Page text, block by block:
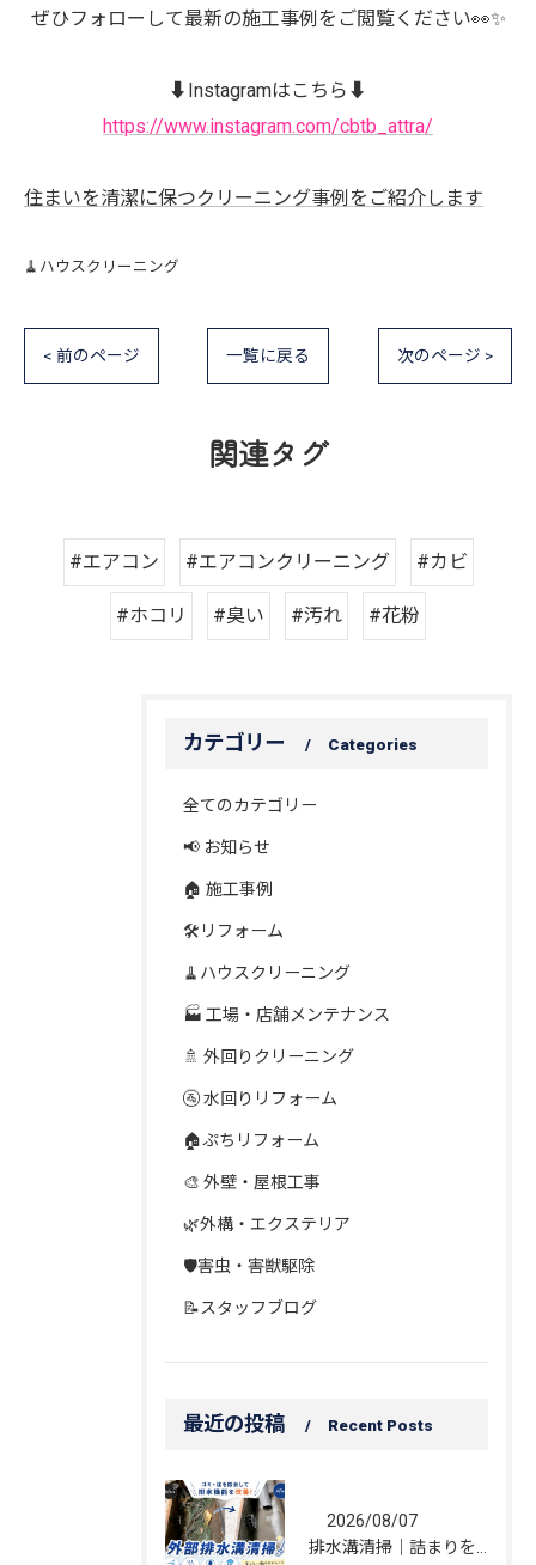
ぜひフォローして最新の施工事例をご閲覧ください👀✨
⬇️Instagramはこちら⬇️
https://www.instagram.com/cbtb_attra/
住まいを清潔に保つクリーニング事例をご紹介します
🧹ハウスクリーニング
< 前のページ 一覧に戻る 次のページ >
関連タグ
#エアコン #エアコンクリーニング #カビ
#ホコリ #臭い #汚れ #花粉
カテゴリー Categories
全てのカテゴリー
📢 お知らせ
🏠 施工事例
🛠️リフォーム
🧹ハウスクリーニング
🏭 工場・店舗メンテナンス
🚿 外回りクリーニング
🚰 水回りリフォーム
🏠ぷちリフォーム
🎨 外壁・屋根工事
🌿外構・エクステリア
🛡️害虫・害獣駆除
📝スタッフブログ
最近の投稿 Recent Posts
2026/08/07